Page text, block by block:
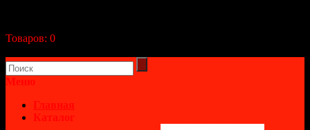
Товаров: 0
Меню
Главная
Каталог